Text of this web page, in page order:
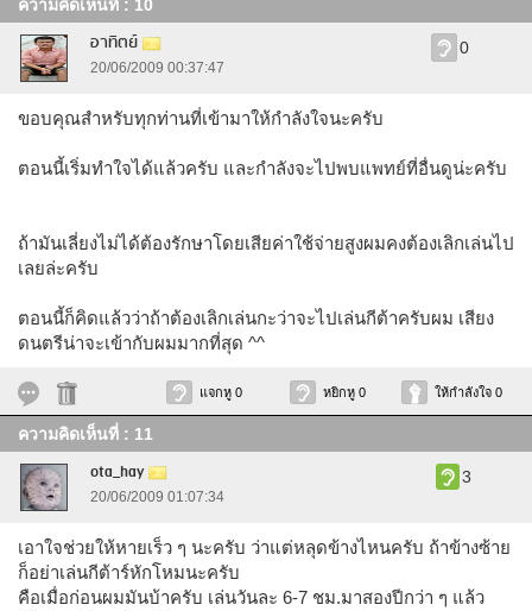
ความคิดเห็นที่ : 10
อาทิตย์
20/06/2009 00:37:47
0
ขอบคุณสำหรับทุกท่านที่เข้ามาให้กำลังใจนะครับ
ตอนนี้เริ่มทำใจได้แล้วครับ และกำลังจะไปพบแพทย์ที่อื่นดูน่ะครับ
ถ้ามันเลี่ยงไม่ได้ต้องรักษาโดยเสียค่าใช้จ่ายสูงผมคงต้องเลิกเล่นไป
เลยล่ะครับ
ตอนนี้ก็คิดแล้วว่าถ้าต้องเลิกเล่นกะว่าจะไปเล่นกีต้าครับผม เสียง
ดนตรีน่าจะเข้ากับผมมากที่สุด ^^
แจกหู 0 หยิกหู 0 ให้กำลังใจ 0
ความคิดเห็นที่ : 11
ota_hay
20/06/2009 01:07:34
3
เอาใจช่วยให้หายเร็ว ๆ นะครับ ว่าแต่หลุดข้างไหนครับ ถ้าข้างซ้าย
ก็อย่าเล่นกีต้าร์หักโหมนะครับ
คือเมื่อก่อนผมมันบ้าครับ เล่นวันละ 6-7 ชม.มาสองปีกว่า ๆ แล้ว